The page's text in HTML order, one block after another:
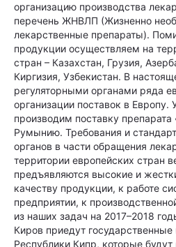
организацию производства
перечень ЖНВЛП (Жизненно
лекарственные препараты).
продукции осуществляем на
стран – Казахстан, Грузия,
Киргизия, Узбекистан. В
регуляторными органами ряда
организации поставок в
производим поставку
Румынию. Требования и
органов в части обращения
территории европейских стран
предъявляются высокие и
качеству продукции, к работе
предприятии, к
из наших задач на 2017–2018
Киров приедут
Республики Кипр, которые